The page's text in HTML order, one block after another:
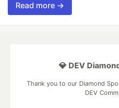
Read more →
💎 DEV
Thank you to our Diamond
DEV